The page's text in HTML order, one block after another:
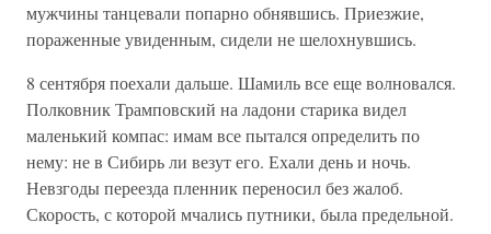
мужчины танцевали попарно обнявшись. Приезжие,
пораженные увиденным, сидели не шелохнувшись.
8 сентября поехали дальше. Шамиль все еще волновался.
Полковник Трамповский на ладони старика видел
маленький компас: имам все пытался определить по
нему: не в Сибирь ли везут его. Ехали день и ночь.
Невзгоды переезда пленник переносил без жалоб.
Скорость, с которой мчались путники, была предельной.